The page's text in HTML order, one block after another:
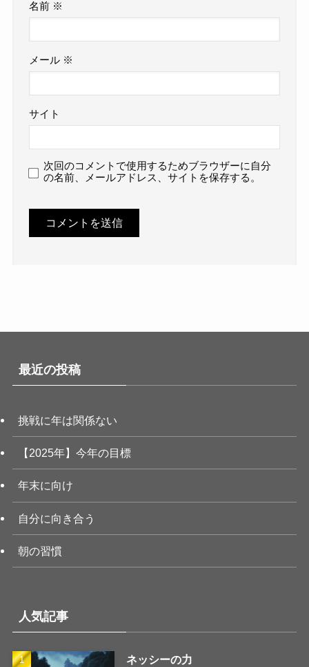
名前 ※
メール ※
サイト
次回のコメントで使用するためブラウザーに自分
の名前、メールアドレス、サイトを保存する。
最近の投稿
挑戦に年は関係ない
【2025年】今年の目標
年末に向け
自分に向き合う
朝の習慣
人気記事
ネッシーの力